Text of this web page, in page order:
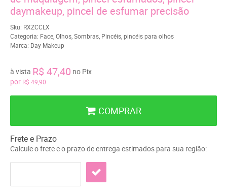
daymakeup, pincel de esfumar precisão
Sku: RXZCCLX
Categoria: Face Olhos Sombras Pincéis pincéis para olhos
Marca: Day Makeup
por R$ 49,90
à vista R$ 47,40 no Pix
COMPRAR
Frete e Prazo
Calcule o frete e o prazo de entrega estimados para sua região: